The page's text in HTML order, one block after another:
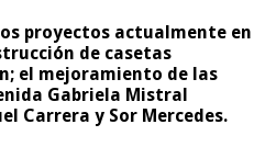
proyectos actualmente en
de casetas
el mejoramiento de las
Gabriela Mistral
Carrera y Sor Mercedes.